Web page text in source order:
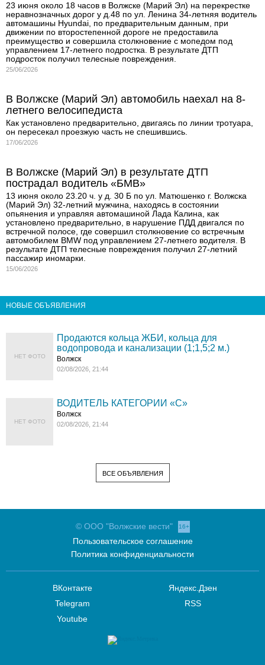
23 июня около 18 часов в Волжске (Марий Эл) на перекрестке
неравнозначных дорог у д.48 по ул. Ленина 34-летняя водитель
автомашины Hyundai, по предварительным данным, при
движении по второстепенной дороге не предоставила
преимущество и совершила столкновение с мопедом под
управлением 17-летнего подростка. В результате ДТП
подросток получил телесные повреждения.
25/06/2026
В Волжске (Марий Эл) автомобиль наехал на 8-
летнего велосипедиста
Как установлено предварительно, двигаясь по линии тротуара,
он пересекал проезжую часть не спешившись.
17/06/2026
В Волжске (Марий Эл) в результате ДТП
пострадал водитель «БМВ»
13 июня около 23.20 ч. у д. 30 Б по ул. Матюшенко г. Волжска
(Марий Эл) 32-летний мужчина, находясь в состоянии
опьянения и управляя автомашиной Лада Калина, как
установлено предварительно, в нарушение ПДД двигался по
встречной полосе, где совершил столкновение со встречным
автомобилем BMW под управлением 27-летнего водителя. В
результате ДТП телесные повреждения получил 27-летний
пассажир иномарки.
15/06/2026
НОВЫЕ ОБЪЯВЛЕНИЯ
НЕТ ФОТО
Продаются кольца ЖБИ, кольца для
водопровода и канализации (1;1,5;2 м.)
Волжск
02/08/2026, 21:44
НЕТ ФОТО
ВОДИТЕЛЬ КАТЕГОРИИ «C»
Волжск
02/08/2026, 21:44
ВСЕ ОБЪЯВЛЕНИЯ
© ООО "Волжские вести" 16+
Пользовательское соглашение
Политика конфиденциальности
ВКонтакте
Telegram
Youtube
Яндекс.Дзен
RSS